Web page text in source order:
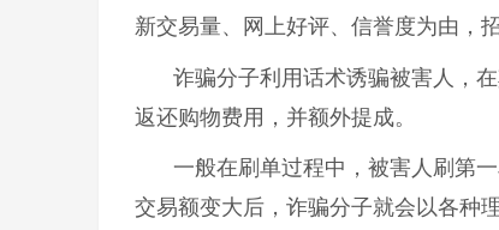
新交易量、网上好评、信誉度为由，
诈骗分子利用话术诱骗被害人，
返还购物费用，并额外提成。
一般在刷单过程中，被害人刷第
交易额变大后，诈骗分子就会以各种